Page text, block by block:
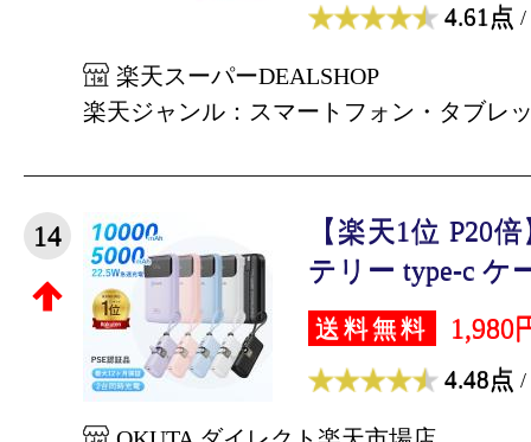
4.61点 /
楽天スーパーDEALSHOP
楽天ジャンル：スマートフォン・タブレ
14
【楽天1位 P20
テリー type-c ケ
送料無料 1,980
4.48点 /